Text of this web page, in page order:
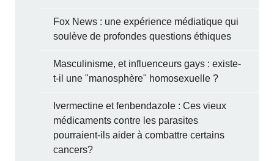
Fox News : une expérience médiatique qui
soulève de profondes questions éthiques
Masculinisme, et influenceurs gays : existe-
t-il une "manosphère" homosexuelle ?
Ivermectine et fenbendazole : Ces vieux
médicaments contre les parasites
pourraient-ils aider à combattre certains
cancers?